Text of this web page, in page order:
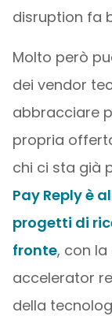
disruption fa
Molto però
dei vendor
abbracciare
propria
chi ci sta già
Pay Reply è
progetti di
fronte, con
accelerator
della